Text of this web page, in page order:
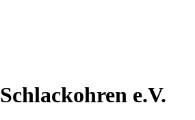
Schlackohren e.V.